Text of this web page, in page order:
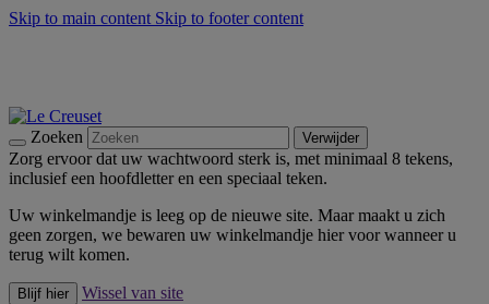
Skip to main content Skip to footer content
Zoeken Verwijder
Zorg ervoor dat uw wachtwoord sterk is, met minimaal 8 tekens,
inclusief een hoofdletter en een speciaal teken.
Uw winkelmandje is leeg op de nieuwe site. Maar maakt u zich
geen zorgen, we bewaren uw winkelmandje hier voor wanneer u
terug wilt komen.
Blijf hier
Wissel van site